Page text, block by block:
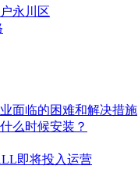
永川区
面临的困难和解决措施
么时候安装？
即将投入运营